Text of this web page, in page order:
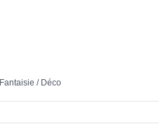
Fantaisie / Déco